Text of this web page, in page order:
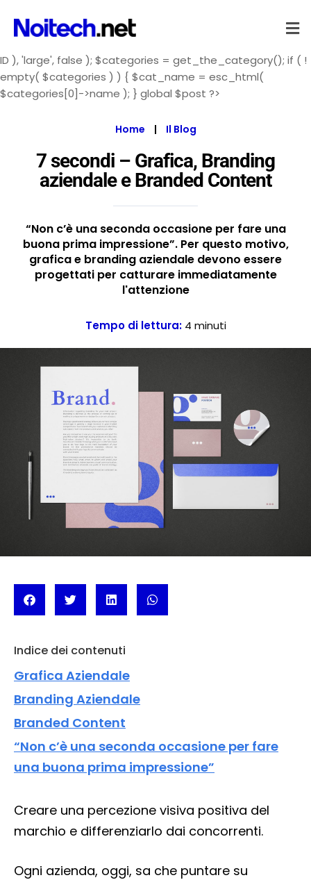
ID ), 'large', false ); $categories = get_the_category(); if ( !
empty( $categories ) ) { $cat_name = esc_html(
$categories[0]->name ); } global $post ?>
Home | Il Blog
7 secondi – Grafica, Branding
aziendale e Branded Content
“Non c’è una seconda occasione per fare una
buona prima impressione”. Per questo motivo,
grafica e branding aziendale devono essere
progettati per catturare immediatamente
l'attenzione
Tempo di lettura: 4 minuti
Indice dei contenuti
Grafica Aziendale
Branding Aziendale
Branded Content
“Non c’è una seconda occasione per fare
una buona prima impressione”
Creare una percezione visiva positiva del
marchio e differenziarlo dai concorrenti.
Ogni azienda, oggi, sa che puntare su